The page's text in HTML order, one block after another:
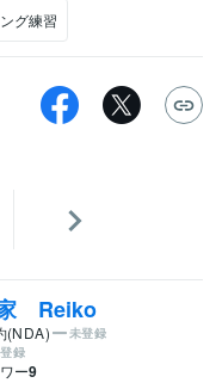
グ練習
家 Reiko
(NDA) 未登録
録
ー9